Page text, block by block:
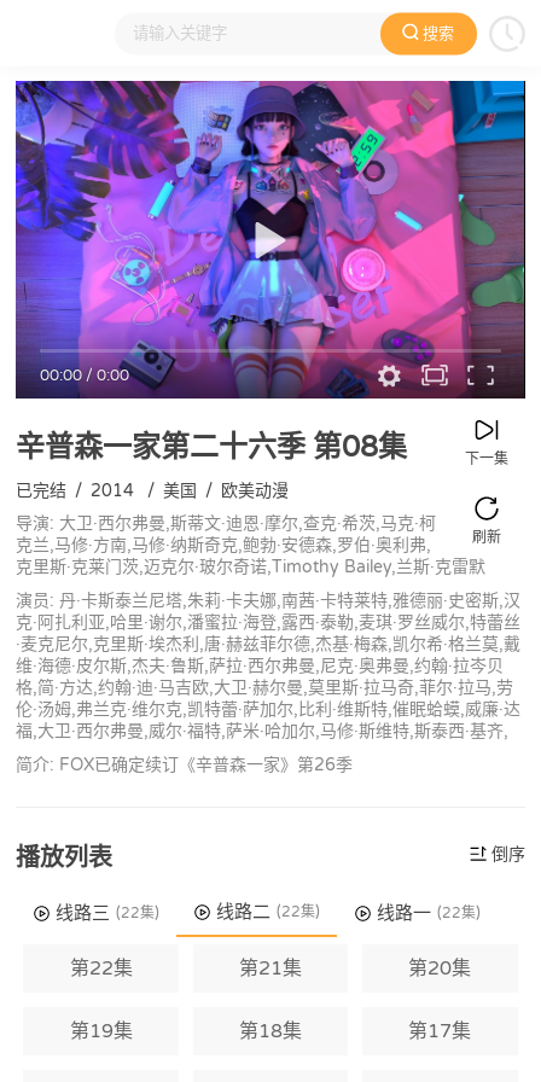
搜索
大家在看 日本动漫 国产动漫 欧美动漫 动漫电影
00:00/0:00
辛普森一家第二十六季第08集 下一集
刷新
已完结 / 2014 / 美国 / 欧美动漫
导演: 大卫·西尔弗曼,斯蒂文·迪恩·摩尔,查克·希茨,马克·柯
克兰,马修·方南,马修·纳斯奇克,鲍勃·安德森,罗伯·奥利弗,
克里斯·克莱门茨,迈克尔·玻尔奇诺,Timothy Bailey,兰斯·克雷默
演员: 丹·卡斯泰兰尼塔,朱莉·卡夫娜,南茜·卡特莱特,雅德丽·史密斯,汉
克·阿扎利亚,哈里·谢尔,潘蜜拉·海登,露西·泰勒,麦琪·罗丝威尔,特蕾丝
·麦克尼尔,克里斯·埃杰利,唐·赫兹菲尔德,杰基·梅森,凯尔希·格兰莫,戴
维·海德·皮尔斯,杰夫·鲁斯,萨拉·西尔弗曼,尼克·奥弗曼,约翰·拉岑贝
格,简·方达,约翰·迪·马吉欧,大卫·赫尔曼,莫里斯·拉马奇,菲尔·拉马,劳
伦·汤姆,弗兰克·维尔克,凯特蕾·萨加尔,比利·维斯特,催眠蛤蟆,威廉·达
福,大卫·西尔弗曼,威尔·福特,萨米·哈加尔,马修·斯维特,斯泰西·基齐,
简介: FOX已确定续订《辛普森一家》第26季
播放列表 倒序
线路三 (22集) 线路二 (22集) 线路一 (22集)
第22集 第21集 第20集
第19集 第18集 第17集